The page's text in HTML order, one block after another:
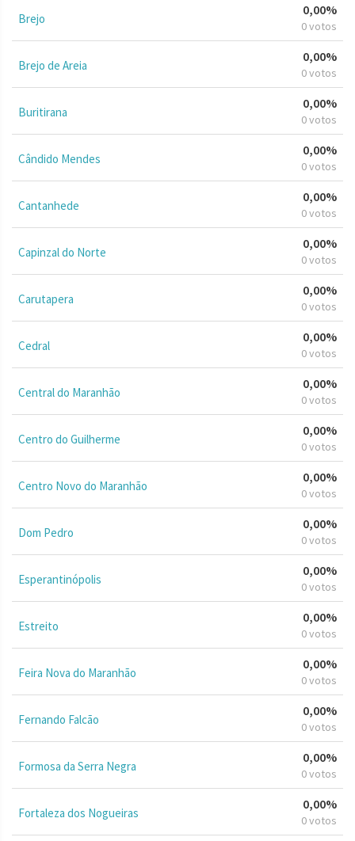
Brejo
0,00%
0 votos
Brejo de Areia
0,00%
0 votos
Buritirana
0,00%
0 votos
Cândido Mendes
0,00%
0 votos
Cantanhede
0,00%
0 votos
Capinzal do Norte
0,00%
0 votos
Carutapera
0,00%
0 votos
Cedral
0,00%
0 votos
Central do Maranhão
0,00%
0 votos
Centro do Guilherme
0,00%
0 votos
Centro Novo do Maranhão
0,00%
0 votos
Dom Pedro
0,00%
0 votos
Esperantinópolis
0,00%
0 votos
Estreito
0,00%
0 votos
Feira Nova do Maranhão
0,00%
0 votos
Fernando Falcão
0,00%
0 votos
Formosa da Serra Negra
0,00%
0 votos
Fortaleza dos Nogueiras
0,00%
0 votos